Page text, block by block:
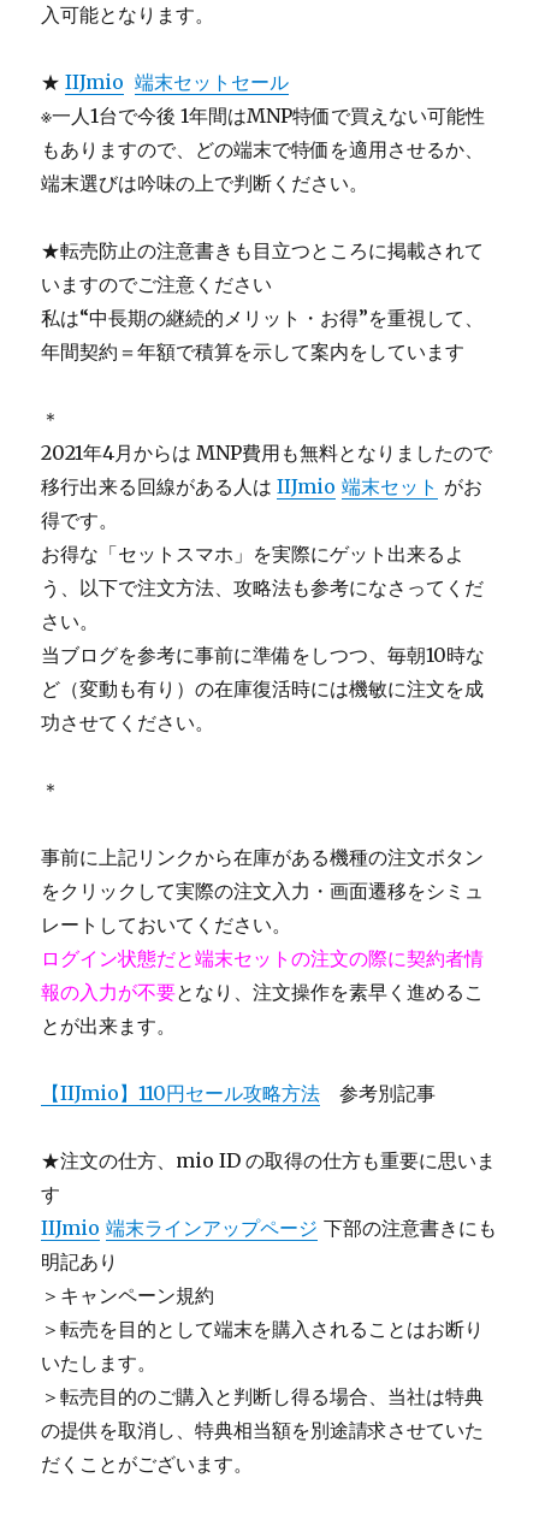
入可能となります。
★IIJmio 端末セットセール
※一人1台で今後 1年間はMNP特価で買えない可能性
もありますので、どの端末で特価を適用させるか、
端末選びは吟味の上で判断ください。
★転売防止の注意書きも目立つところに掲載されて
いますのでご注意ください
私は“中長期の継続的メリット・お得”を重視して、
年間契約＝年額で積算を示して案内をしています
＊
2021年4月からは MNP費用も無料となりましたので
移行出来る回線がある人はIIJmio 端末セット がお
得です。
お得な「セットスマホ」を実際にゲット出来るよ
う、以下で注文方法、攻略法も参考になさってくだ
さい。
当ブログを参考に事前に準備をしつつ、毎朝10時な
ど（変動も有り）の在庫復活時には機敏に注文を成
功させてください。
＊
事前に上記リンクから在庫がある機種の注文ボタン
をクリックして実際の注文入力・画面遷移をシミュ
レートしておいてください。
ログイン状態だと端末セットの注文の際に契約者情
報の入力が不要となり、注文操作を素早く進めるこ
とが出来ます。
【IIJmio】110円セール攻略方法 参考別記事
★注文の仕方、mio ID の取得の仕方も重要に思いま
す
IIJmio 端末ラインアップページ 下部の注意書きにも
明記あり
＞キャンペーン規約
＞転売を目的として端末を購入されることはお断り
いたします。
＞転売目的のご購入と判断し得る場合、当社は特典
の提供を取消し、特典相当額を別途請求させていた
だくことがございます。